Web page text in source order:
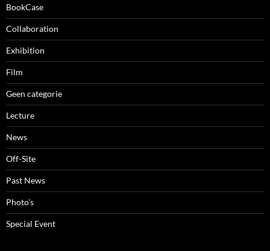
BookCase
Collaboration
Exhibition
Film
Geen categorie
Lecture
News
Off-Site
Past News
Photo's
Special Event